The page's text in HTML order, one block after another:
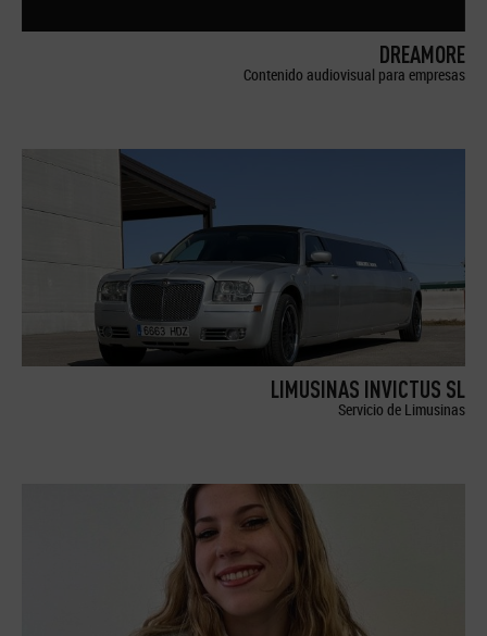
DREAMORE
Contenido audiovisual para empresas
LIMUSINAS INVICTUS SL
Servicio de Limusinas